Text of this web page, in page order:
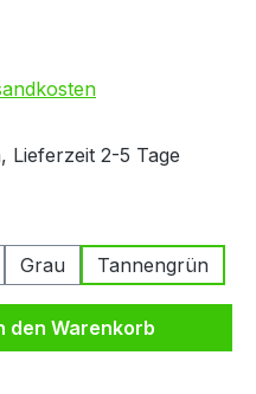
Lieferzeit 2-5 Tage
Grau Tannengrün
den
den Warenkorb